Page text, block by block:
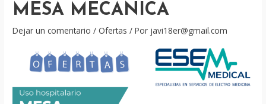
MESA MECANICA
Dejar un comentario /Ofertas / Por javi18er@gmail.com